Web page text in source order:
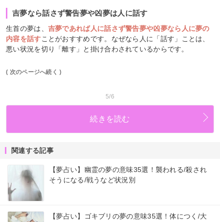
吉夢なら話さず警告夢や凶夢は人に話す
生首の夢は、 吉夢であれば人に話さず警告夢や凶夢なら人に夢の
内容を話すことがおすすめです。なぜなら人に「話す」ことは、
悪い状況を切り「離す」と掛け合わされているからです。
( 次のページへ続く )
5/6
続きを読む
関連する記事
【夢占い】幽霊の夢の意味35選！襲われる/殺され
そうになる/戦うなど状況別
【夢占い】ゴキブリの夢の意味35選！体につく/大